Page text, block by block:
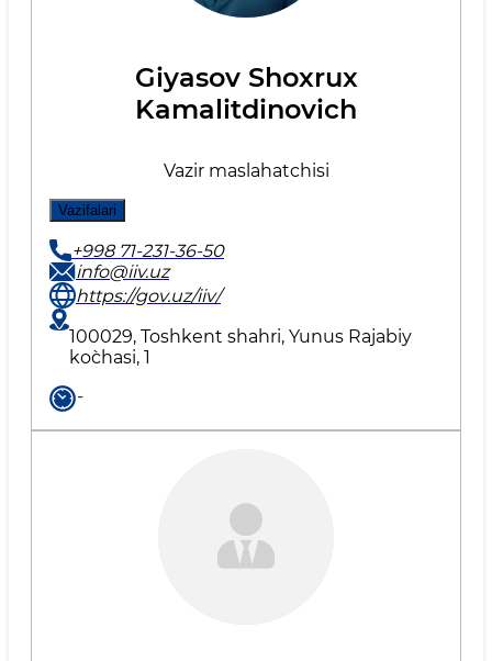
Giyasov Shoxrux
Kamalitdinovich
Vazir maslahatchisi
Vazifalari
+998 71-231-36-50
info@iiv.uz
https://gov.uz/iiv/
100029, Toshkent shahri, Yunus Rаjаbiy
ko`chаsi, 1
-